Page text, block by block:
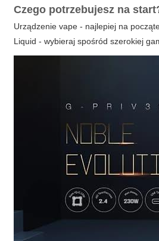
Czego potrzebujesz na
Urządzenie vape - najlepiej na
Liquid - wybieraj spośród szerokiej